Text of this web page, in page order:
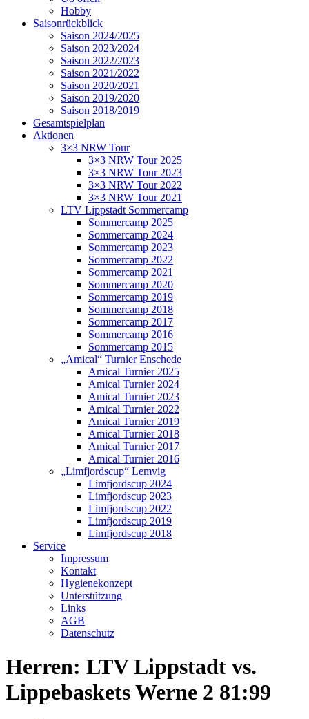
Hobby
Saisonrückblick
Saison 2024/2025
Saison 2023/2024
Saison 2022/2023
Saison 2021/2022
Saison 2020/2021
Saison 2019/2020
Saison 2018/2019
Gesamtspielplan
Aktionen
3×3 NRW Tour
3×3 NRW Tour 2025
3×3 NRW Tour 2023
3×3 NRW Tour 2022
3×3 NRW Tour 2021
LTV Lippstadt Sommercamp
Sommercamp 2025
Sommercamp 2024
Sommercamp 2023
Sommercamp 2022
Sommercamp 2021
Sommercamp 2020
Sommercamp 2019
Sommercamp 2018
Sommercamp 2017
Sommercamp 2016
Sommercamp 2015
„Amical“ Turnier Enschede
Amical Turnier 2025
Amical Turnier 2024
Amical Turnier 2023
Amical Turnier 2022
Amical Turnier 2019
Amical Turnier 2018
Amical Turnier 2017
Amical Turnier 2016
„Limfjordscup“ Lemvig
Limfjordscup 2024
Limfjordscup 2023
Limfjordscup 2022
Limfjordscup 2019
Limfjordscup 2018
Service
Impressum
Kontakt
Hygienekonzept
Unterstützung
Links
AGB
Datenschutz
Herren: LTV Lippstadt vs.
Lippebaskets Werne 2 81:99